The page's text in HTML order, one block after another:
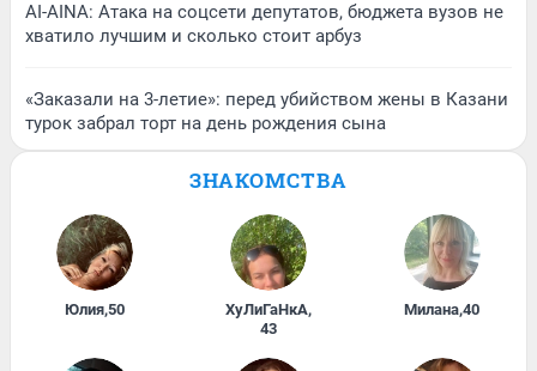
AI-AINA: Атака на соцсети депутатов, бюджета вузов не
хватило лучшим и сколько стоит арбуз
«Заказали на 3-летие»: перед убийством жены в Казани
турок забрал торт на день рождения сына
ЗНАКОМСТВА
Юлия,50 ХуЛиГаНкА,
43
Милана,40